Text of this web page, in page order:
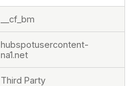
__cf_bm
hubspotusercontent-
na1.net
Third Party